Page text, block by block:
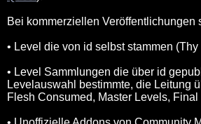
Bei kommerziellen Veröffentlichungen
• Level die von id selbst stammen
• Level Sammlungen die über id
Levelauswahl bestimmte, die Leitung
Flesh Consumed, Master Levels, Final